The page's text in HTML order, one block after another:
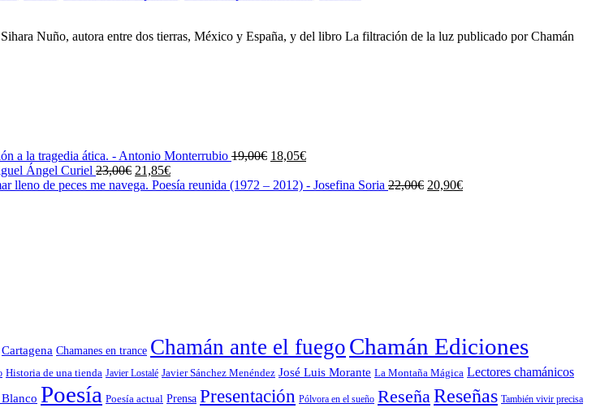
Nuño, autora entre dos tierras, México y España, y del libro La filtración de la luz publicado por Chamán
a la tragedia ática. - Antonio Monterrubio 19,00€ El
original
18,05€El
actual
Ángel Curiel 23,00€ El
precio
21,85€El
precio
lleno de peces me navega. Poesía reunida (1972 – 2012) - Josefina Soria 22,00€ El
20,90€El
Cartagena Chamanes en trance Chamán ante el fuego Chamán Ediciones
Historia de una tienda Javier Lostalé Javier Sánchez Menéndez José Luis Morante La Montaña Mágica Lectores chamánicos
Poesía Poesía actual Prensa Presentación Pólvora en el sueño Reseña Reseñas También vivir precisa